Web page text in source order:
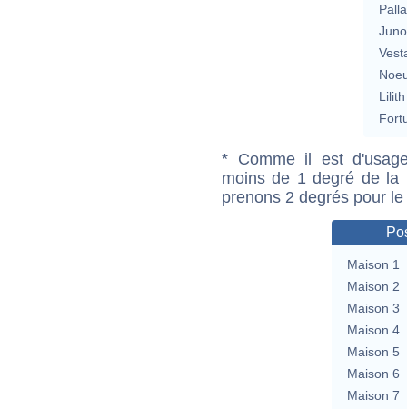
Lilith
* Comme il est
moins de 1 degré de la
prenons 2 degrés pour
Maison 1
Maison 2
Maison 3
Maison 4
Maison 5
Maison 6
Maison 7